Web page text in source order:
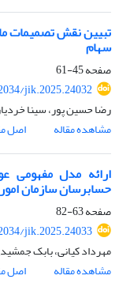
تبیین نقش تصمیمات
سهام
صفحه45-61
jik.2025.24032
رضا حسین پور، سینا
مشاهده مقاله
اصل
ارائه مدل مفهومی
حسابرسان سازمان
صفحه63-82
jik.2025.24033
مهرداد کیانی، بابک
مشاهده مقاله
اصل